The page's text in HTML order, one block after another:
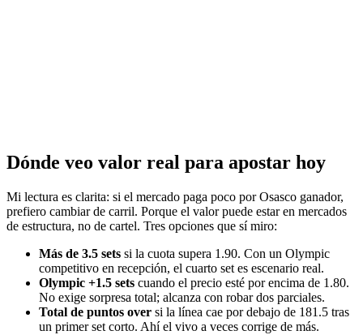
Dónde veo valor real para apostar hoy
Mi lectura es clarita: si el mercado paga poco por Osasco ganador,
prefiero cambiar de carril. Porque el valor puede estar en mercados
de estructura, no de cartel. Tres opciones que sí miro:
Más de 3.5 sets si la cuota supera 1.90. Con un Olympic
competitivo en recepción, el cuarto set es escenario real.
Olympic +1.5 sets cuando el precio esté por encima de 1.80.
No exige sorpresa total; alcanza con robar dos parciales.
Total de puntos over si la línea cae por debajo de 181.5 tras
un primer set corto. Ahí el vivo a veces corrige de más.